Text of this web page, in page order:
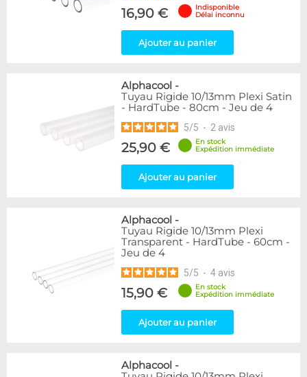
16,90 €
Indisponible
Délai inconnu
Ajouter au panier
Alphacool -
Tuyau Rigide 10/13mm Plexi Satin
- HardTube - 80cm - Jeu de 4
5/5 - 2 avis
25,90 €
En stock
Expédition immédiate
Ajouter au panier
Alphacool -
Tuyau Rigide 10/13mm Plexi
Transparent - HardTube - 60cm -
Jeu de 4
5/5 - 4 avis
15,90 €
En stock
Expédition immédiate
Ajouter au panier
Alphacool -